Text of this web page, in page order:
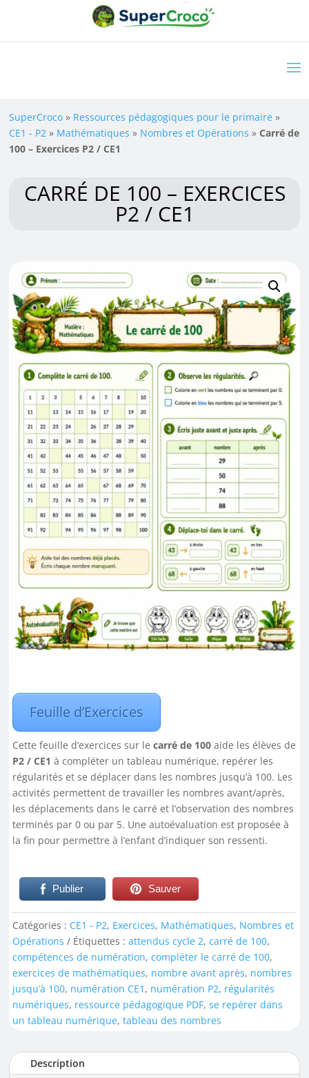
SuperCroco » Ressources pédagogiques pour le primaire »
CE1 - P2 » Mathématiques » Nombres et Opérations » Carré de
100 – Exercices P2 / CE1
CARRÉ DE 100 – EXERCICES
P2 / CE1
Feuille d’Exercices
Cette feuille d’exercices sur le carré de 100aide les élèves de
P2 / CE1 à compléter un tableau numérique, repérer les
régularités et se déplacer dans les nombres jusqu’à 100. Les
activités permettent de travailler les nombres avant/après,
les déplacements dans le carré et l’observation des nombres
terminés par 0 ou par 5. Une autoévaluation est proposée à
la fin pour permettre à l’enfant d’indiquer son ressenti.
Publier Sauver
Catégories : CE1 - P2, Exercices, Mathématiques, Nombres et
Opérations
Étiquettes : attendus cycle 2, carré de 100,
compétences de numération, compléter le carré de 100,
exercices de mathématiques, nombre avant après, nombres
jusqu’à 100, numération CE1 , numération P2, régularités
numériques, ressource pédagogique PDF, se repérer dans
un tableau numérique, tableau des nombres
Description